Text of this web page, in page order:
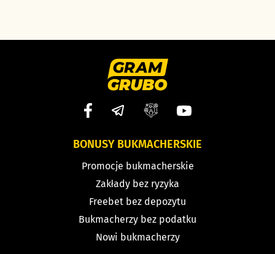
BONUSY BUKMACHERSKIE
Promocje bukmacherskie
Zakłady bez ryzyka
Freebet bez depozytu
Bukmacherzy bez podatku
Nowi bukmacherzy